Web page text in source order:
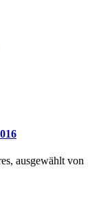
ausgewählt von